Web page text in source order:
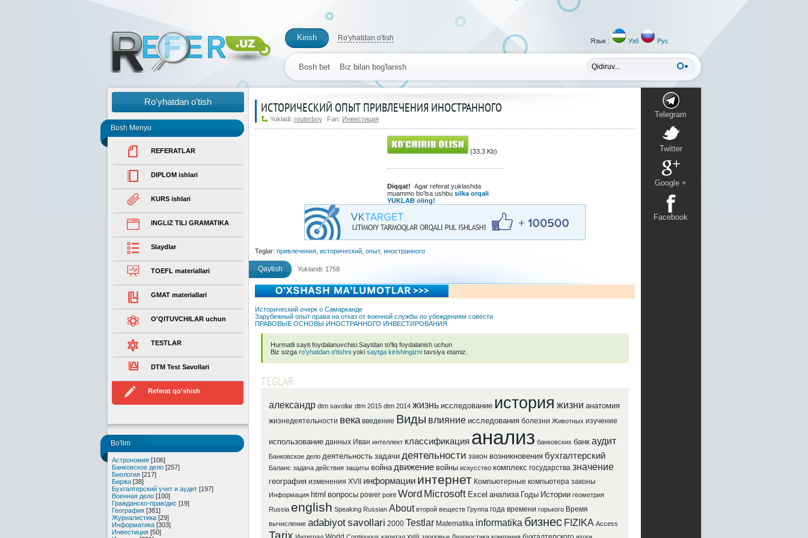
Kirish Ro'yhatdan o'tish Язык : Узб Рус
Bosh bet Biz bilan bog'lanish
Ro'yhatdan o'tish
Bosh Menyu
REFERATLAR
DIPLOM ishlari
KURS ishlari
INGLIZ TILI GRAMATIKA
Slaydlar
TOEFL materiallari
GMAT materiallari
O'QITUVCHILAR uchun
TESTLAR
DTM Test Savollari
Referat qo'shish
Bo'lim
Астрономия [106]
Банковское дело [257]
Биология [217]
Биржа [38]
Бухгалтерский учет и аудит [197]
Военная дело [100]
Гражданско-прав/дис [19]
География [381]
Журналистика [29]
Информатика [303]
Инвестиция [50]
Telegram
Twitter
Google +
Facebook
ИСТОРИЧЕСКИЙ ОПЫТ ПРИВЛЕЧЕНИЯ ИНОСТРАННОГО
Yukladi: routerboy Fan: Инвестиция
(33.3 Kb)
Diqqat! Agar referat yuklashda
muammo bo'lsa ushbu silka orqali
YUKLAB oling!
Teglar: привлечения, исторический, опыт, иностранного
Qaytish Yuklandi: 1758
Исторический очерк о Самарканде
Зарубежный опыт права на отказ от военной службы по убеждениям совести
ПРАВОВЫЕ ОСНОВЫ ИНОСТРАННОГО ИНВЕСТИРОВАНИЯ
Hurmatli sayti foydalanuvchisi.Saytdan to'liq foydalanish uchun
Biz sizga ro'yhatdan o'tishniyoki saytga kirishingiznitavsiya etamiz.
TEGLAR
александр dtm savollar dtm 2015 dtm 2014 жизнь исследование история жизни анатомия
жизнедеятельности века введение Виды влияние исследования болезни Животных изучение
использование данных Иван интеллект классификация анализ банковских банк аудит
Банковское дело деятельность задачи деятельности закон возникновения бухгалтерский
Баланс задача действия защиты война движение войны искусство комплекс государства значение
география изменения XVII информации интернет Компьютерные компьютера законы
Информация html вопросы power point Word Microsoft Excel анализа Годы Истории геометрия
Russia english Speaking Russian About второй веществ Группа года времени горького Время
вычисление adabiyotsavollari 2000 Testlar Matematika informatika бизнес FIZIKA Access
Tarix